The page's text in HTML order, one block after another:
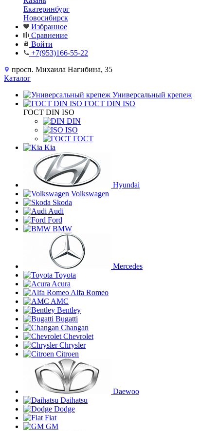
Екатеринбург
Новосибирск
Избранное
Сравнение
Войти
+7(953)166-55-22
просп. Михаила Нагибина, 35
Каталог
Универсальный крепеж
ГОСТ DIN ISO
ГОСТ DIN ISO
DIN
ISO
ГОСТ
Kia
Hyundai
Volkswagen
Skoda
Audi
Ford
BMW
Mercedes
Toyota
Acura
Alfa Romeo
AMC
Bentley
Bugatti
Changan
Chevrolet
Chrysler
Citroen
Daewoo
Daihatsu
Dodge
Fiat
GM